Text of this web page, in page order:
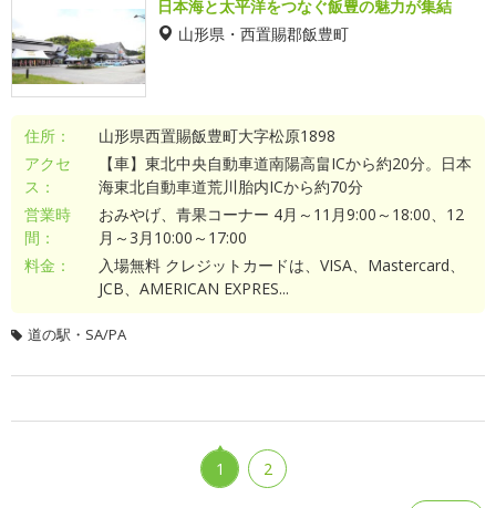
日本海と太平洋をつなぐ飯豊の魅力が集結
山形県・西置賜郡飯豊町
住所：
山形県西置賜飯豊町大字松原1898
アクセ
ス：
【車】東北中央自動車道南陽高畠ICから約20分。日本
海東北自動車道荒川胎内ICから約70分
営業時
間：
おみやげ、青果コーナー 4月～11月9:00～18:00、12
月～3月10:00～17:00
料金：
入場無料 クレジットカードは、VISA、Mastercard、
JCB、AMERICAN EXPRES...
道の駅・SA/PA
1 2